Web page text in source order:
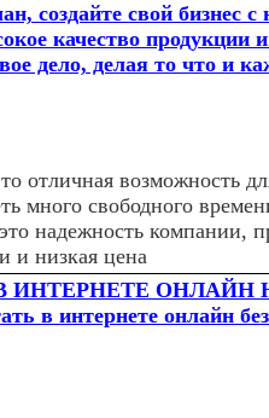
создайте свой бизнес
качество продукции
дело, делая то что и
отличная возможность
много свободного
надежность компании,
и низкая цена
В ИНТЕРНЕТЕ
в интернете онлайн